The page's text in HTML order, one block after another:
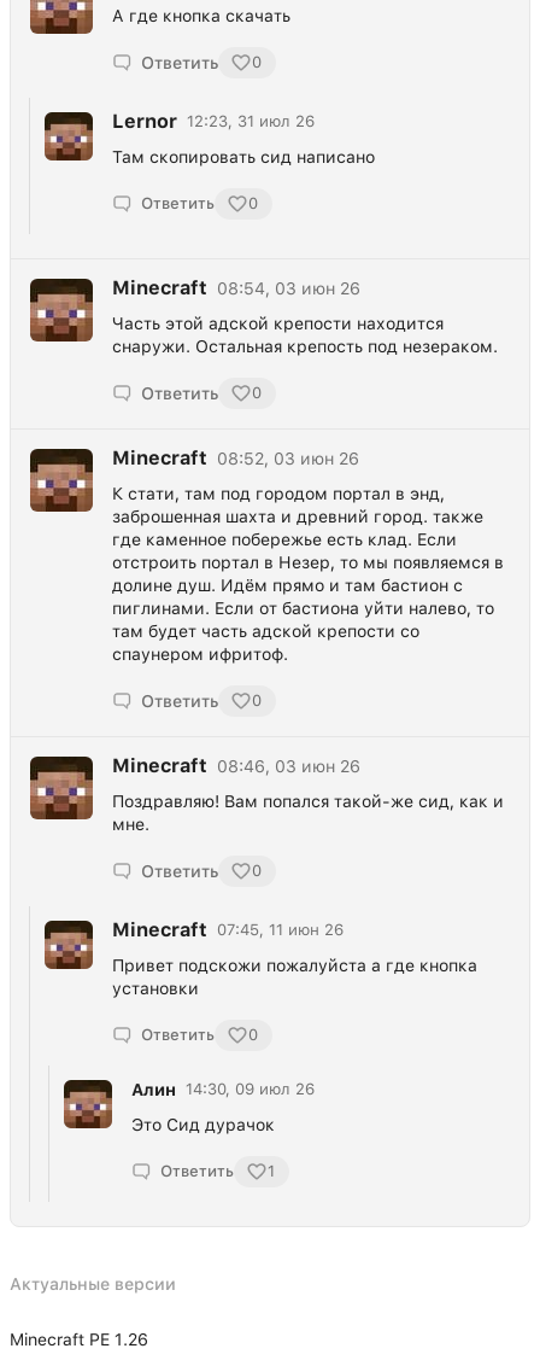
А где кнопка скачать
Ответить 0
Lernor 12:23, 31 июл 26
Там скопировать сид написано
Ответить 0
Minecraft
08:54, 03 июн 26
Часть этой адской крепости находится
снаружи. Остальная крепость под незераком.
Ответить 0
Minecraft
08:52, 03 июн 26
К стати, там под городом портал в энд,
заброшенная шахта и древний город. также
где каменное побережье есть клад. Если
отстроить портал в Незер, то мы появляемся в
долине душ. Идём прямо и там бастион с
пиглинами. Если от бастиона уйти налево, то
там будет часть адской крепости со
спаунером ифритоф.
Ответить 0
Minecraft
08:46, 03 июн 26
Поздравляю! Вам попался такой-же сид, как и
мне.
Ответить 0
Minecraft 07:45, 11 июн 26
Привет подскожи пожалуйста а где кнопка
установки
Ответить 0
Алин 14:30, 09 июл 26
Это Сид дурачок
Ответить 1
Актуальные версии
Minecraft PE 1.26